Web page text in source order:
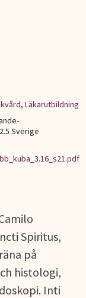
, Läkarutbildning
Sverige
Spiritus,
på
histologi,
Inti